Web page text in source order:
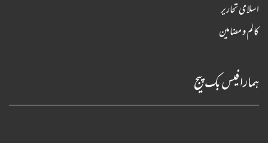
اسلامی تحاریر
کالم و مضامین
ہمارا فیس بک پیج